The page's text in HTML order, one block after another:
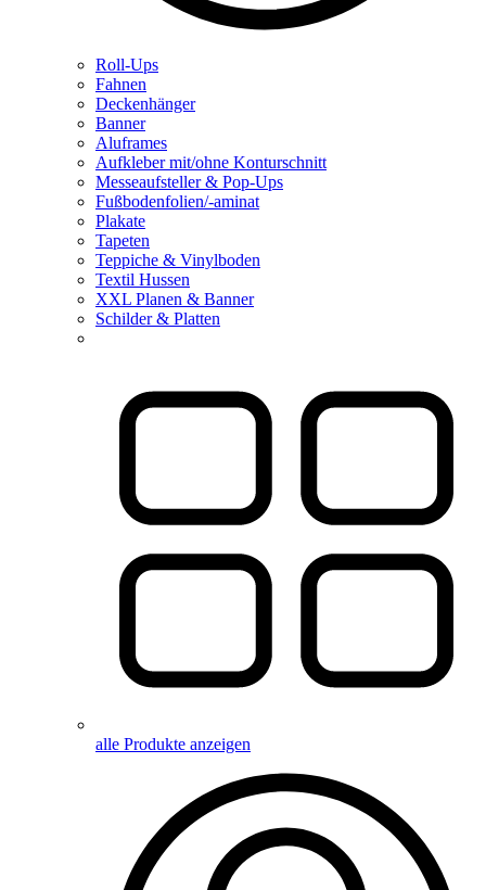
Roll-Ups
Fahnen
Deckenhänger
Banner
Aluframes
Aufkleber mit/ohne Konturschnitt
Messeaufsteller & Pop-Ups
Fußbodenfolien/-aminat
Plakate
Tapeten
Teppiche & Vinylboden
Textil Hussen
XXL Planen & Banner
Schilder & Platten
alle Produkte anzeigen